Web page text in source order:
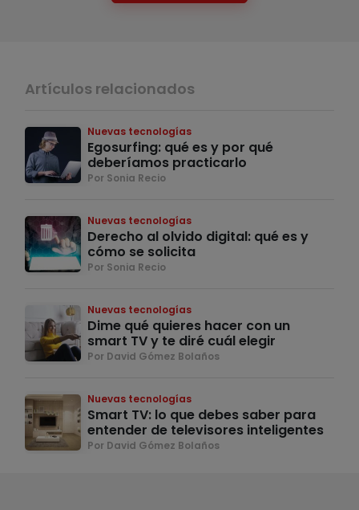
Artículos relacionados
Nuevas tecnologías
Egosurfing: qué es y por qué
deberíamos practicarlo
Por Sonia Recio
Nuevas tecnologías
Derecho al olvido digital: qué es y
cómo se solicita
Por Sonia Recio
Nuevas tecnologías
Dime qué quieres hacer con un
smart TV y te diré cuál elegir
Por David Gómez Bolaños
Nuevas tecnologías
Smart TV: lo que debes saber para
entender de televisores inteligentes
Por David Gómez Bolaños